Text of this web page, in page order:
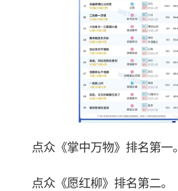
点众《掌中万物》排名第一。
点众《愿红柳》排名第二。